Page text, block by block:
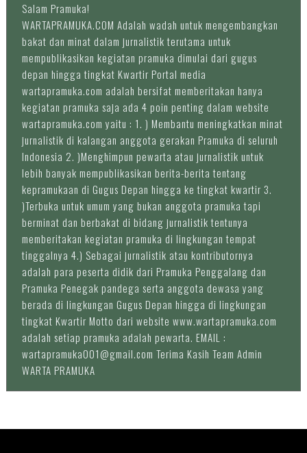
Salam Pramuka!
WARTAPRAMUKA.COM Adalah wadah untuk mengembangkan
bakat dan minat dalam jurnalistik terutama untuk
mempublikasikan kegiatan pramuka dimulai dari gugus
depan hingga tingkat Kwartir Portal media
wartapramuka.com adalah bersifat memberitakan hanya
kegiatan pramuka saja ada 4 poin penting dalam website
wartapramuka.com yaitu : 1. ) Membantu meningkatkan minat
jurnalistik di kalangan anggota gerakan Pramuka di seluruh
Indonesia 2. )Menghimpun pewarta atau jurnalistik untuk
lebih banyak mempublikasikan berita-berita tentang
kepramukaan di Gugus Depan hingga ke tingkat kwartir 3.
)Terbuka untuk umum yang bukan anggota pramuka tapi
berminat dan berbakat di bidang jurnalistik tentunya
memberitakan kegiatan pramuka di lingkungan tempat
tinggalnya 4.) Sebagai jurnalistik atau kontributornya
adalah para peserta didik dari Pramuka Penggalang dan
Pramuka Penegak pandega serta anggota dewasa yang
berada di lingkungan Gugus Depan hingga di lingkungan
tingkat Kwartir Motto dari website www.wartapramuka.com
adalah setiap pramuka adalah pewarta. EMAIL :
wartapramuka001@gmail.com Terima Kasih Team Admin
WARTA PRAMUKA